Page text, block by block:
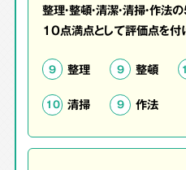
整理・整頓・清潔・清掃・作
10点満点として評価点を付
9 整理 9 整頓
10 清掃 9 作法